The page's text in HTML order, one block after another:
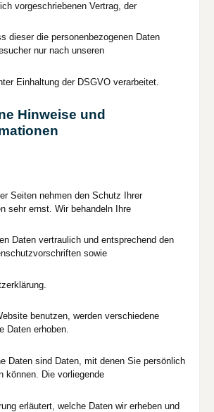
vorgeschriebenen Vertrag, der
dieser die personenbezogenen Daten
nur nach unseren
Einhaltung der DSGVO verarbeitet.
Hinweise und
Seiten nehmen den Schutz Ihrer
sehr ernst. Wir behandeln Ihre
Daten vertraulich und entsprechend den
sowie
benutzen, werden verschiedene
Daten erhoben.
Daten sind Daten, mit denen Sie persönlich
können. Die vorliegende
erläutert, welche Daten wir erheben und